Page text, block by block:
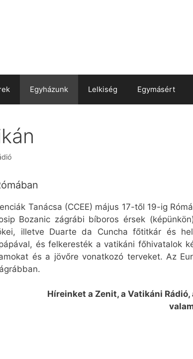
Egyházunk Lelkiség Egymásért
Tanácsa (CCEE) május 17-től 19-ig
Bozanic zágrábi bíboros érsek
illetve Duarte da Cuncha főtitkár és
és felkeresték a vatikáni főhivatalok
és a jövőre vonatkozó terveket. Az
Híreinket a Zenit, a Vatikáni Rádió,